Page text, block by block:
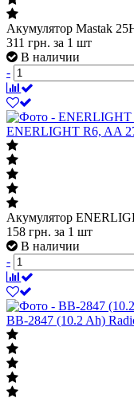
Акумулятор Mastak
311 грн. за 1 шт
В наличии
-
ENERLIGHT R6, AA
Акумулятор
158 грн. за 1 шт
В наличии
-
BB-2847 (10.2 Ah)